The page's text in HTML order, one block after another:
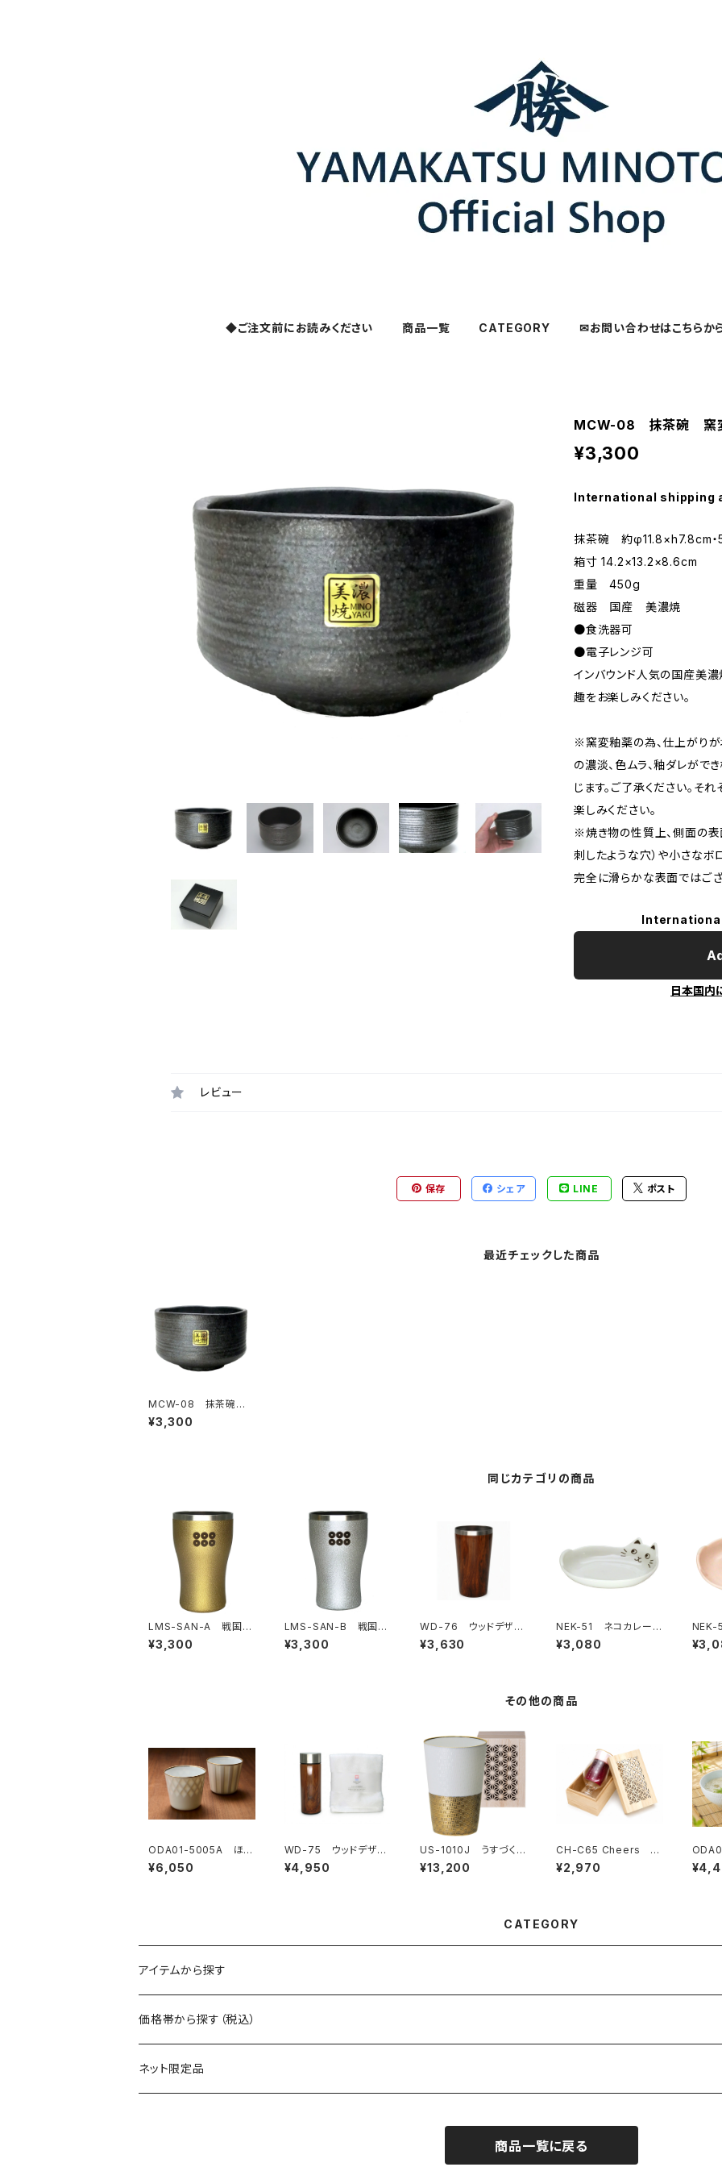
◆ご注文前にお読みください 商品一覧 CATEGORY ✉お問い合わせはこちらか
MCW-08 抹茶碗 窯
¥3,300
International shipping
抹茶碗 約φ11.8×h7.8cm・
箱寸 14.2×13.2×8.6cm
重量 450g
磁器 国産 美濃焼
●食洗器可
●電子レンジ可
インバウンド人気の国産美
趣をお楽しみください。
※窯変釉薬の為、仕上がりが
の濃淡、色ムラ、釉ダレが
じます。ご了承ください。そ
楽しみください。
※焼き物の性質上、側面の表
刺したような穴）や小さな
完全に滑らかな表面ではご
日本国内
レビュー
保存 シェア LINE ポスト
最近チェックした商品
MCW-08 抹茶碗
窯変black
¥3,300
同じカテゴリの商品
LMS-SAN-A 戦国武
将家紋タンブラー真田
幸村 金
¥3,300
LMS-SAN-B 戦国武
将家紋タンブラー真田
幸村 銀
¥3,300
WD-76 ウッドデザイ
ン 真空2層タンブラー
¥3,630
NEK-51 ネコカレー
皿 ホワイト
¥3,080
NEK-
皿 ピ
その他の商品
ODA01-5005A ほの
か ペアロックカップ
¥6,050
WD-75 ウッドデザイ
ン ボトル＆タオルセッ
ト
¥4,950
US-1010J うすづく
り あじろタンブラー
ゴールド
¥13,200
CH-C65 Cheers ク
ラフトビアグラス 香り
¥2,970
なみ
ーホ
CATEGORY
アイテムから探す
マグ
保冷缶ホルダー
価格帯から探す（税込）
～550円
ネット限定品
商品一覧に戻る